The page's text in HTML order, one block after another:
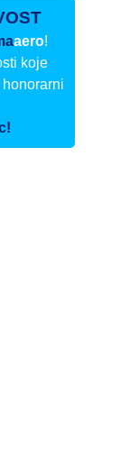
aero!
koje